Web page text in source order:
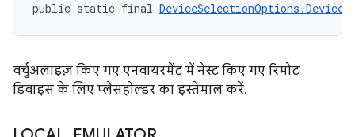
public static final
वर्चुअलाइज़ किए गए एनवायरमेंट में नेस्ट किए गए रिमोट
डिवाइस के लिए प्लेसहोल्डर का इस्तेमाल करें.